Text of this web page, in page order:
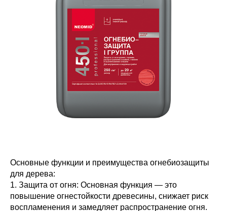
Основные функции и преимущества огнебиозащиты
для дерева:
1. Защита от огня: Основная функция — это
повышение огнестойкости древесины, снижает риск
воспламенения и замедляет распространение огня.